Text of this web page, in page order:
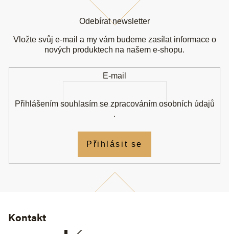
Kontakt
Odebírat newsletter
Vložte svůj e-mail a my vám budeme zasílat informace o
nových produktech na našem e-shopu.
E-mail
Přihlášením souhlasím se zpracováním osobních údajů
.
Přihlásit se